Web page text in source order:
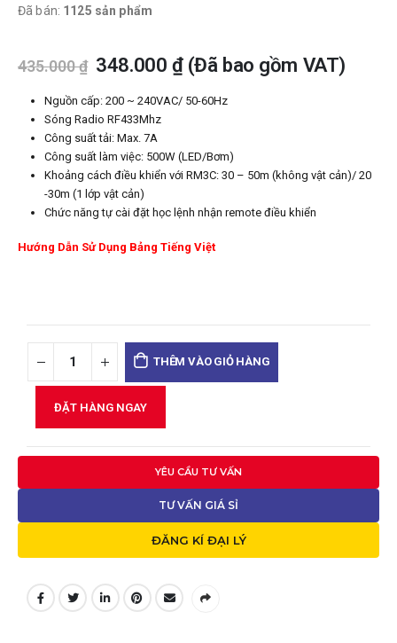
Đã bán: 1125 sản phẩm
435.000₫ 348.000 ₫(Đã bao gồm VAT)
Nguồn cấp: 200 ~ 240VAC/ 50-60Hz
Sóng Radio RF433Mhz
Công suất tải: Max. 7A
Công suất làm việc: 500W (LED/Bơm)
Khoảng cách điều khiển với RM3C: 30 – 50m (không vật cản)/ 20
-30m (1 lớp vật cản)
Chức năng tự cài đặt học lệnh nhận remote điều khiển
Hướng Dẫn Sử Dụng Bảng Tiếng Việt
THÊM VÀO GIỎ HÀNG
ĐẶT HÀNG NGAY
YÊU CẦU TƯ VẤN
TƯ VẤN GIÁ SỈ
ĐĂNG KÍ ĐẠI LÝ